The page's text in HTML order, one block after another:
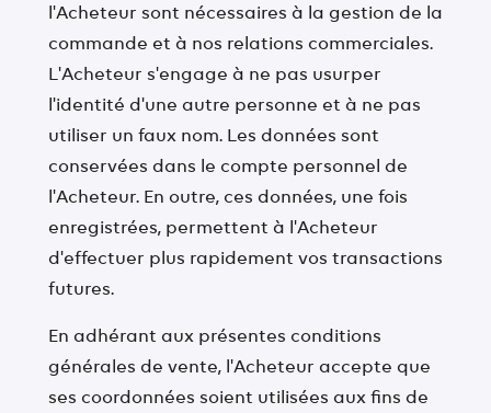
l'Acheteur sont nécessaires à la gestion de la
commande et à nos relations commerciales.
L'Acheteur s'engage à ne pas usurper
l'identité d'une autre personne et à ne pas
utiliser un faux nom. Les données sont
conservées dans le compte personnel de
l'Acheteur. En outre, ces données, une fois
enregistrées, permettent à l'Acheteur
d'effectuer plus rapidement vos transactions
futures.
En adhérant aux présentes conditions
générales de vente, l'Acheteur accepte que
ses coordonnées soient utilisées aux fins de